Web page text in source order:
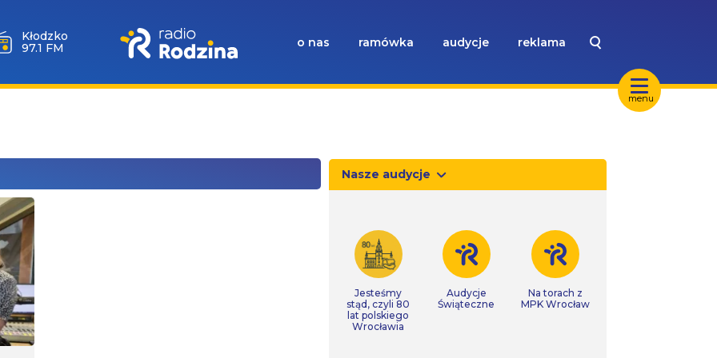
menu
Wołów
99.6 FM
o nas ramówka audycje reklama
Nasze audycje
Jesteśmy
stąd, czyli 80
lat polskiego
Wrocławia
Audycje
Świąteczne
Na torach z
MPK Wrocław